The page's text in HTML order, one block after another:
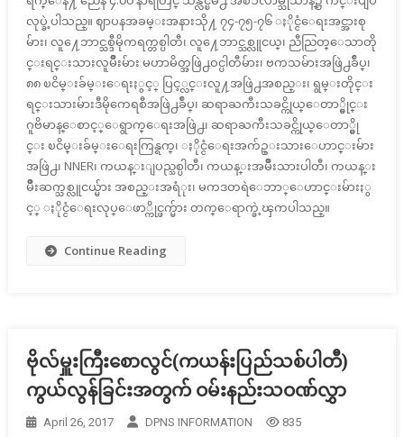
လုပ္ခဲ့ပါသည္။ ဈာပနအခမ္းအနားသို႔ ၇၄-၇၅-၇၆ ႏိုင္ငံေရးအင္အားစု
မ်ား၊ လူ႔ေဘာင္သစ္ဒီမိုကရက္တစ္ပါတီ၊ လူ႔ေဘာင္သစ္လူငယ္၊ ညီညြတ္ေသာတို
င္းရင္းသားလူမ်ိဳးမ်ား မဟာမိတ္အဖြဲ႕ဝင္ပါတီမ်ား၊ ဗကသမ်ားအဖြဲ႕ခ်ဳပ္၊
၈၈ ၿငိမ္းခ်မ္းေရးႏွင့္ ပြင့္လင္းလူ႔အဖြဲ႕အစည္း၊ ရွမ္းတိုင္း
ရင္းသားမ်ားဒီမိုကေရစီအဖြဲ႕ခ်ဳပ္၊ ဆရာႀကီးသခင္ကိုယ္ေတာ္မွိုင္း
ဂူဗိမာန္ေစာင့္ေရွာက္ေရးအဖြဲ႕၊ ဆရာႀကီးသခင္ကိုယ္ေတာ္မွို
င္း ၿငိမ္းခ်မ္းေရးကြန္ရက္၊ ႏိုင္ငံေရးအက်ဥ္းသားေဟာင္းမ်ား
အဖြဲ႕၊ NNER၊ ကယန္းျပည္သစ္ပါတီ၊ ကယန္းအမ်ိဳးသားပါတီ၊ ကယန္း
မ်ိဳးဆက္သစ္လူငယ္မ်ား အစည္းအရံုး၊ မကဒတရဲေဘာ္ေဟာင္းမ်ားႏွ
င့္ ႏိုင္ငံေရးလုပ္ေဖာ္ကိုင္ဖက္မ်ား တက္ေရာက္ခဲ့ၾကပါသည္။
Continue Reading
ဗိုလ်မှူးကြီးစောလွင်(ကယန်းပြည်သစ်ပါတီ)
ကွယ်လွန်ခြင်းအတွက် ဝမ်းနည်းသဝဏ်လွှာ
April 26, 2017 DPNS INFORMATION 835